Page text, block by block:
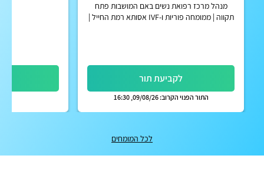
מנהל מרכז רפואת נשים באם המושבות פתח
תקווה | ממומחה פוריות ו-IVF אסותא רמת החייל |
לקביעת תור
התור הפנוי הקרוב: 09/08/26, 16:30
לכל המומחים